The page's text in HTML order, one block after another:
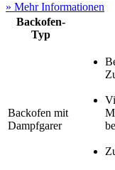
» Mehr Informationen
Backofen-
Typ
Backofen mit
Dampfgarer